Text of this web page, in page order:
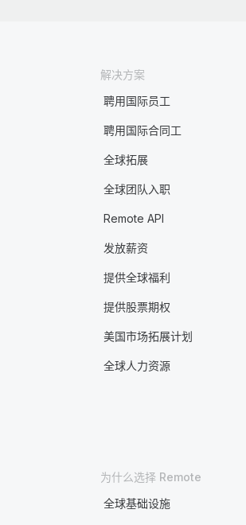
解决方案
聘用国际员工
聘用国际合同工
全球拓展
全球团队入职
Remote API
发放薪资
提供全球福利
提供股票期权
美国市场拓展计划
全球人力资源
为什么选择 Remote
全球基础设施